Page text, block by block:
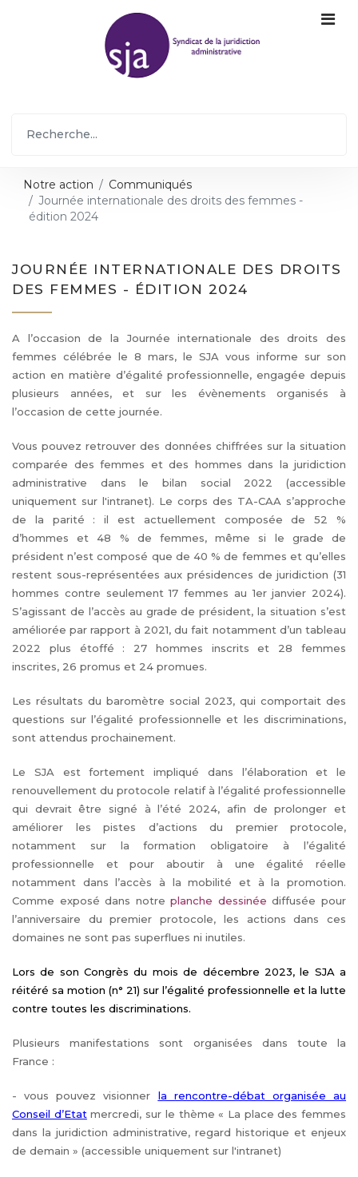
Notre action
Communiqués
Journée internationale des droits des femmes -
édition 2024
JOURNÉE INTERNATIONALE DES DROITS
DES FEMMES - ÉDITION 2024
A l’occasion de la Journée internationale des droits des
femmes célébrée le 8 mars, le SJA vous informe sur son
action en matière d’égalité professionnelle, engagée depuis
plusieurs années, et sur les évènements organisés à
l’occasion de cette journée.
Vous pouvez retrouver des données chiffrées sur la situation
comparée des femmes et des hommes dans la juridiction
administrative dans le bilan social 2022 (accessible
uniquement sur l'intranet). Le corps des TA-CAA s’approche
de la parité : il est actuellement composée de 52 %
d’hommes et 48 % de femmes, même si le grade de
président n’est composé que de 40 % de femmes et qu’elles
restent sous-représentées aux présidences de juridiction (31
hommes contre seulement 17 femmes au 1er janvier 2024).
S’agissant de l’accès au grade de président, la situation s’est
améliorée par rapport à 2021, du fait notamment d’un tableau
2022 plus étoffé : 27 hommes inscrits et 28 femmes
inscrites, 26 promus et 24 promues.
Les résultats du baromètre social 2023, qui comportait des
questions sur l’égalité professionnelle et les discriminations,
sont attendus prochainement.
Le SJA est fortement impliqué dans l’élaboration et le
renouvellement du protocole relatif à l’égalité professionnelle
qui devrait être signé à l’été 2024, afin de prolonger et
améliorer les pistes d’actions du premier protocole,
notamment sur la formation obligatoire à l’égalité
professionnelle et pour aboutir à une égalité réelle
notamment dans l’accès à la mobilité et à la promotion.
Comme exposé dans notreplanche dessinée diffusée pour
l’anniversaire du premier protocole, les actions dans ces
domaines ne sont pas superflues ni inutiles.
Lors de son Congrès du mois de décembre 2023, le SJA a
réitéré sa motion (n° 21) sur l’égalité professionnelle et la lutte
contre toutes les discriminations.
Plusieurs manifestations sont organisées dans toute la
France :
- vous pouvez visionner la rencontre-débat organisée au
Conseil d’Etat mercredi, sur le thème « La place des femmes
dans la juridiction administrative, regard historique et enjeux
de demain » (accessible uniquement sur l'intranet)